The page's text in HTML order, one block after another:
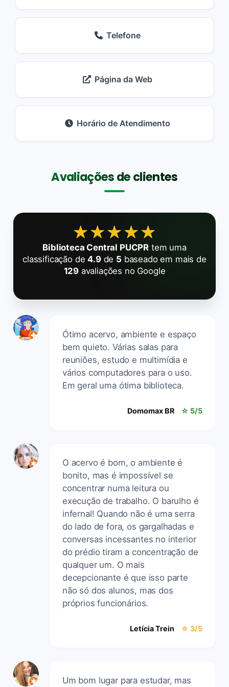
Telefone
Página da Web
Horário de Atendimento
Avaliações de clientes
★★★★★
★★★★★
Biblioteca Central PUCPR tem uma
classificação de4.9de 5 baseado em mais de
129 avaliações no Google
Ótimo acervo, ambiente e espaço
bem quieto. Várias salas para
reuniões, estudo e multimídia e
vários computadores para o uso.
Em geral uma ótima biblioteca.
Domomax BR ☆ 5/5
O acervo é bom, o ambiente é
bonito, mas é impossível se
concentrar numa leitura ou
execução de trabalho. O barulho é
infernal! Quando não é uma serra
do lado de fora, os gargalhadas e
conversas incessantes no interior
do prédio tiram a concentração de
qualquer um. O mais
decepcionante é que isso parte
não só dos alunos, mas dos
próprios funcionários.
Letícia Trein ☆ 3/5
Um bom lugar para estudar, mas